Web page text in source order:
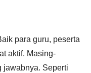
para guru, peserta
aktif. Masing-
jawabnya. Seperti